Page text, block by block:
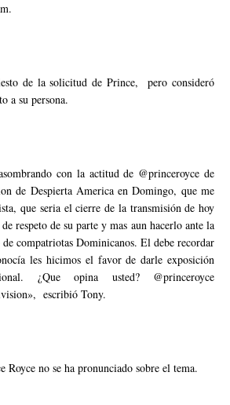
de la solicitud de Prince, pero consideró
a su persona.
con la actitud de @princeroyce de
de Despierta America en Domingo, que me
que seria el cierre de la transmisión de hoy
respeto de su parte y mas aun hacerlo ante la
compatriotas Dominicanos. El debe recordar
les hicimos el favor de darle exposición
¿Que opina usted? @princeroyce
escribió Tony.
Royce no se ha pronunciado sobre el tema.